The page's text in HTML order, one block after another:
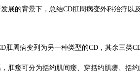
展的背景下，总结CD肛周病变外科治疗以
肛周病变列为另一种类型的CD ，其余三类
肛瘘可分为括约肌间瘘、穿括约肌瘘、括约